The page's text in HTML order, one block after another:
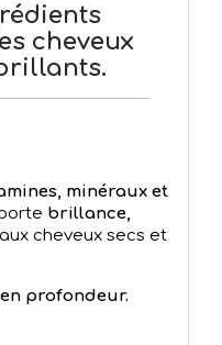
cheveux
minéraux et
brillance,
aux cheveux secs et
en profondeur.